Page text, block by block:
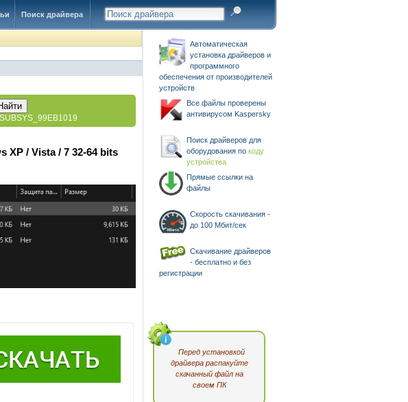
Поиск драйвера
Автоматическая
установка драйверов и
программного
обеспечения от производителей
устройств
Все файлы проверены
антивирусом Kaspersky
Поиск драйверов для
оборудования по коду
устройства
Прямые ссылки на
файлы
Скорость скачивания -
до 100 Мбит/сек
Скачивание драйверов
- бесплатно и без
регистрации
Перед установкой
драйвера распакуйте
скачанный файл на
своем ПК
XP / Vista / 7 32-64 bits